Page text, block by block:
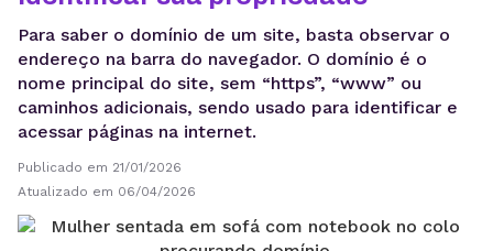
Para saber o domínio de um site, basta observar o
endereço na barra do navegador. O domínio é o
nome principal do site, sem “https”, “www” ou
caminhos adicionais, sendo usado para identificar e
acessar páginas na internet.
Publicado em 21/01/2026
Atualizado em 06/04/2026